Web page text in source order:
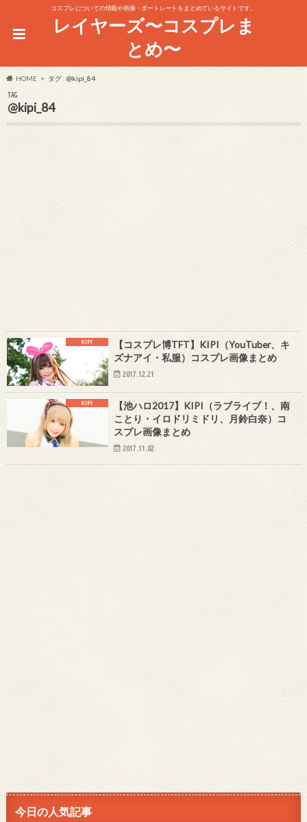
コスプレについての情報や画像・ポートレートをまとめているサイトです。
レイヤーズ〜コスプレま
とめ〜
HOME タグ : @kipi_84
TAG
@kipi_84
KIPI
【コスプレ博TFT】KIPI（YouTuber、キ
ズナアイ・私服）コスプレ画像まとめ
2017.12.21
KIPI
【池ハロ2017】KIPI（ラブライブ！、南
ことり・イロドリミドリ、月鈴白奈）コ
スプレ画像まとめ
2017.11.02
今日の人気記事